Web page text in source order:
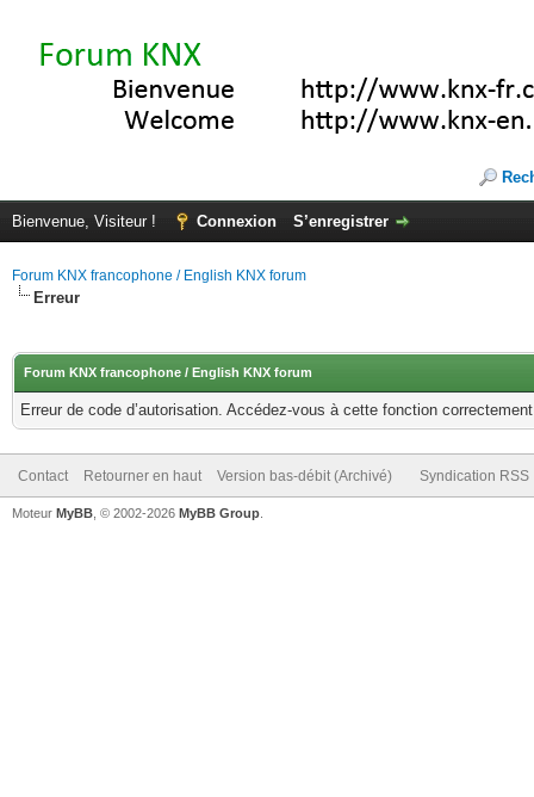
Bienvenue, Visiteur ! Connexion S’enregistrer
Forum KNX francophone / English KNX forum
Erreur
Forum KNX francophone / English KNX forum
Erreur de code d’autorisation. Accédez-vous à cette fonction
Contact Retourner en haut Version bas-débit (Archivé) Syndication RSS
Moteur MyBB , © 2002-2026 MyBB Group